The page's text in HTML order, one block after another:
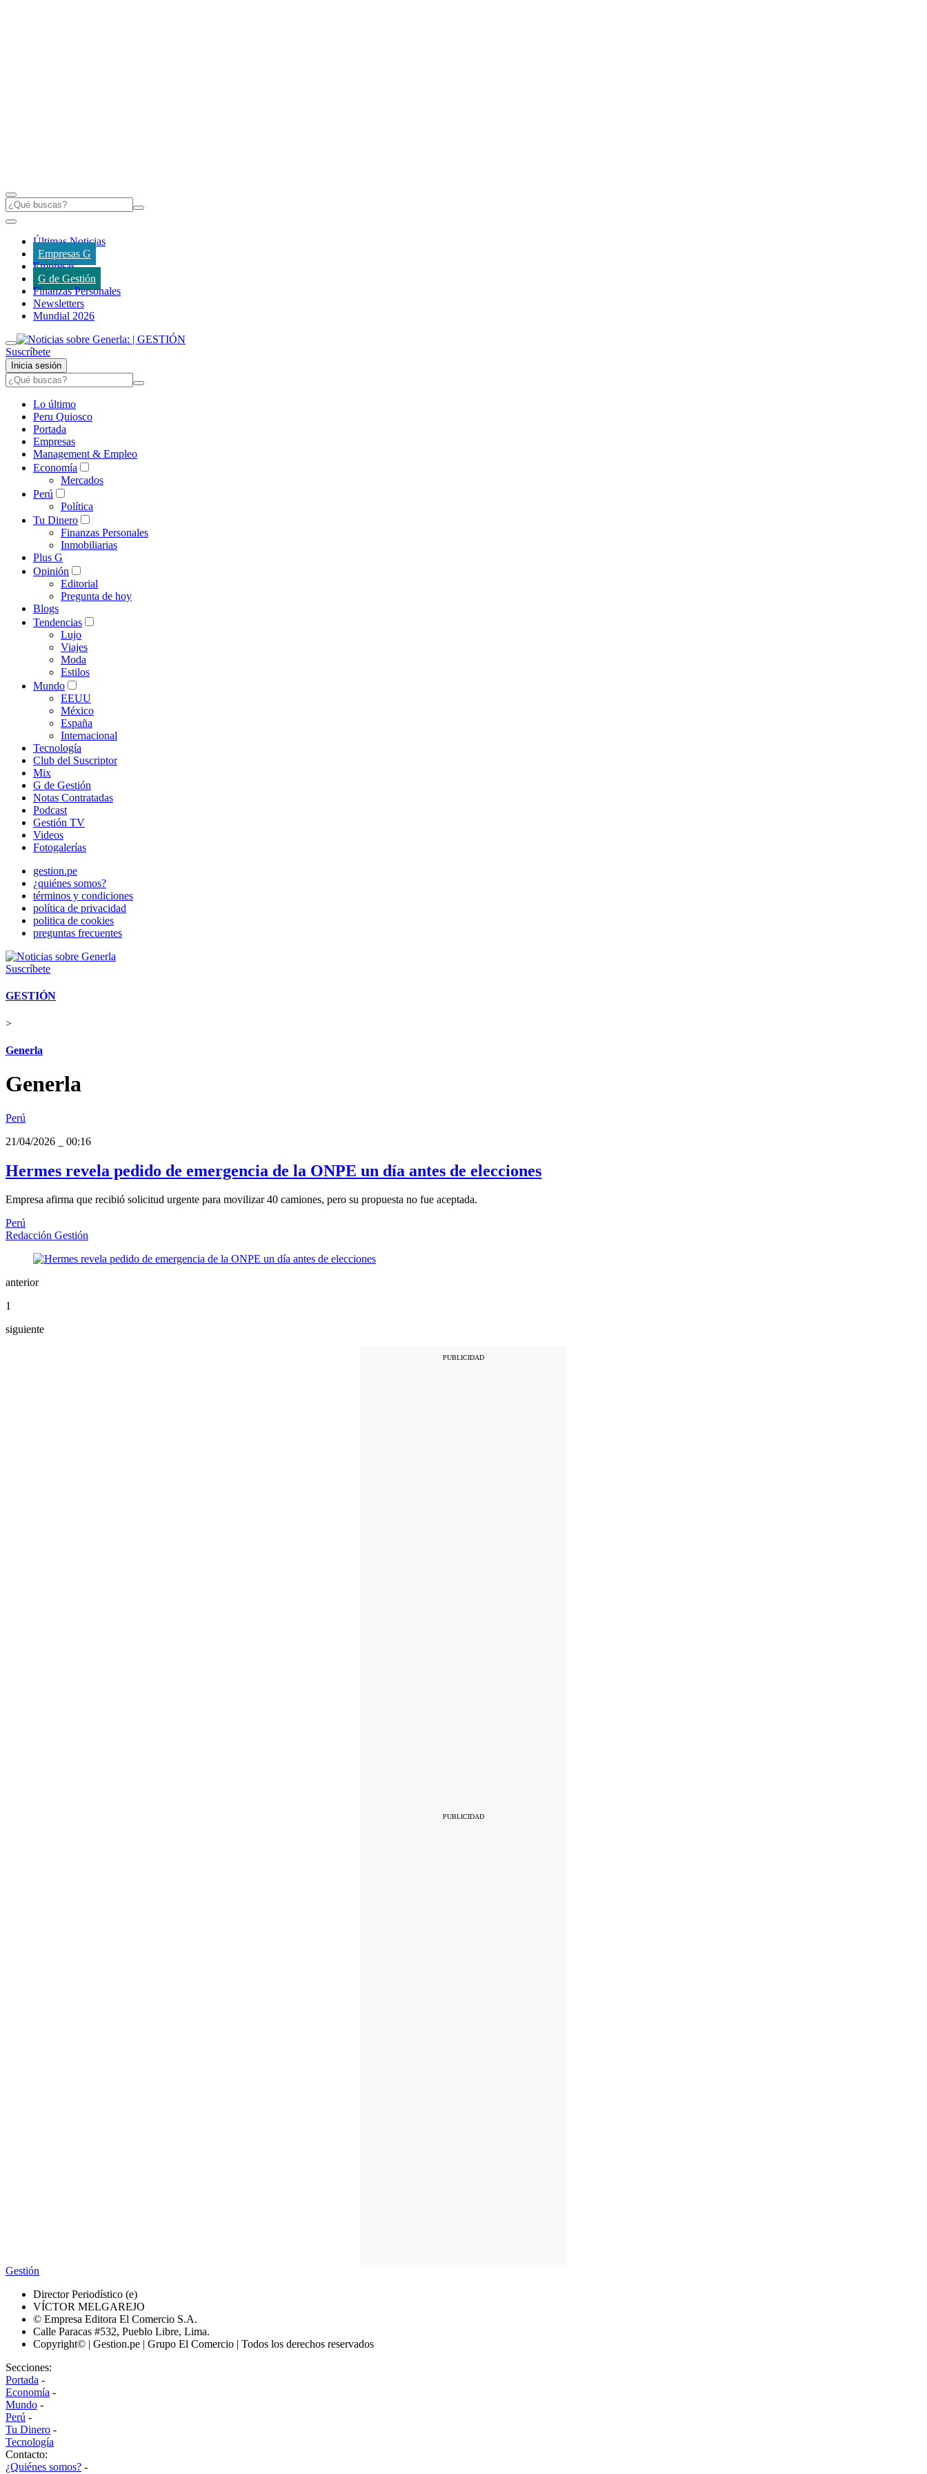
Últimas Noticias
Empresas G
Empresas
G de Gestión
Finanzas Personales
Newsletters
Mundial 2026
Suscríbete
Inicia sesión
Lo último
Peru Quiosco
Portada
Empresas
Management & Empleo
Economía
Mercados
Perú
Política
Tu Dinero
Finanzas Personales
Inmobiliarias
Plus G
Opinión
Editorial
Pregunta de hoy
Blogs
Tendencias
Lujo
Viajes
Moda
Estilos
Mundo
EEUU
México
España
Internacional
Tecnología
Club del Suscriptor
Mix
G de Gestión
Notas Contratadas
Podcast
Gestión TV
Videos
Fotogalerías
gestion.pe
¿quiénes somos?
términos y condiciones
política de privacidad
politica de cookies
preguntas frecuentes
Suscríbete
GESTIÓN
>
Generla
Generla
Perú
21/04/2026
00:16
Hermes revela pedido de emergencia de la ONPE un día antes de elecciones
Empresa afirma que recibió solicitud urgente para movilizar 40 camiones, pero su propuesta no fue aceptada.
Perú
Redacción Gestión
anterior
1
siguiente
Gestión
Director Periodístico (e)
VÍCTOR MELGAREJO
© Empresa Editora El Comercio S.A.
Calle Paracas #532, Pueblo Libre, Lima.
Copyright© | Gestion.pe | Grupo El Comercio | Todos los derechos reservados
Secciones:
Portada -
Economía -
Mundo -
Perú -
Tu Dinero -
Tecnología
Contacto:
¿Quiénes somos? -